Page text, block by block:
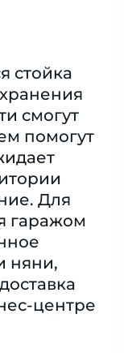
стойка
смогут
помогут
Для
гаражом
няни,
центре